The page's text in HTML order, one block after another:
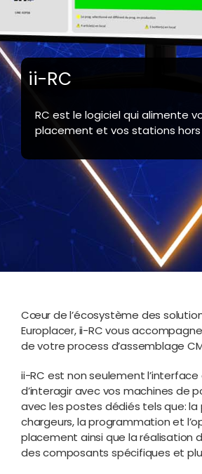
ii-RC
RC est le logiciel qui alimente
placement et vos stations hors
Cœur de l’écosystème des
Europlacer, ii-RC vous
de votre process d’assemblage
ii-RC est non seulement
d’interagir avec vos machines de
avec les postes dédiés tels que:
chargeurs, la programmation et
placement ainsi que la réalisation
des composants spécifiques et